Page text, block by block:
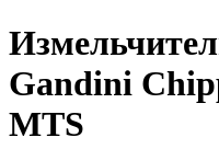
Gandini
MTS